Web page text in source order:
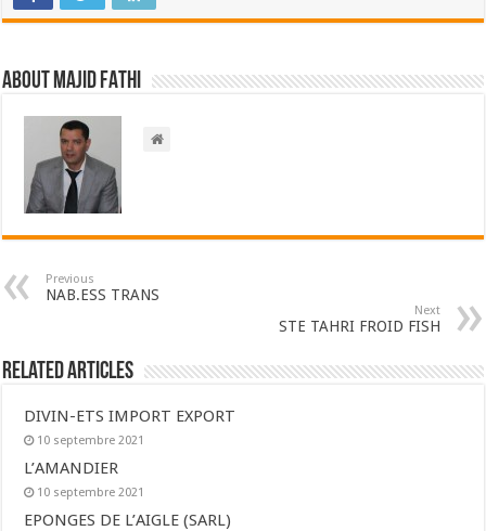
About Majid FATHI
Previous
NAB.ESS TRANS
Next
STE TAHRI FROID FISH
Related Articles
DIVIN-ETS IMPORT EXPORT
10 septembre 2021
L’AMANDIER
10 septembre 2021
EPONGES DE L’AIGLE (SARL)